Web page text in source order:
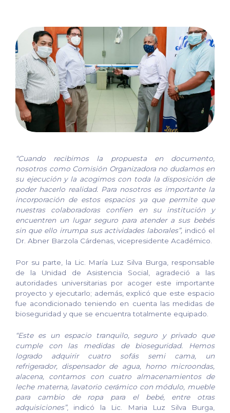
“Cuando recibimos la propuesta en documento,
nosotros como Comisión Organizadora no dudamos en
su ejecución y la acogimos con toda la disposición de
poder hacerlo realidad. Para nosotros es importante la
incorporación de estos espacios ya que permite que
nuestras colaboradoras confíen en su institución y
encuentren un lugar seguro para atender a sus bebés
sin que ello irrumpa sus actividades laborales”, indicó el
Dr. Abner Barzola Cárdenas, vicepresidente Académico.
Por su parte, la Lic. María Luz Silva Burga, responsable
de la Unidad de Asistencia Social, agradeció a las
autoridades universitarias por acoger este importante
proyecto y ejecutarlo; además, explicó que este espacio
fue acondicionado teniendo en cuenta las medidas de
bioseguridad y que se encuentra totalmente equipado.
“Este es un espacio tranquilo, seguro y privado que
cumple con las medidas de bioseguridad. Hemos
logrado adquirir cuatro sofás semi cama, un
refrigerador, dispensador de agua, horno microondas,
alacena, contamos con cuatro almacenamientos de
leche materna, lavatorio cerámico con módulo, mueble
para cambio de ropa para el bebé, entre otras
adquisiciones”, indicó la Lic. Maria Luz Silva Burga,